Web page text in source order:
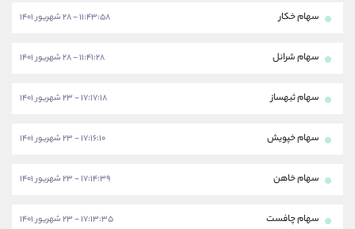
سهام خکار ۱۱:۴۳:۵۸ - ۲۸ شهریور ۱۴۰۱
سهام شرانل ۱۱:۴۱:۲۸ - ۲۸ شهریور ۱۴۰۱
سهام ثبهساز ۱۷:۱۷:۱۸ - ۲۳ شهریور ۱۴۰۱
سهام خپویش ۱۷:۱۶:۱۰ - ۲۳ شهریور ۱۴۰۱
سهام خاهن ۱۷:۱۴:۳۹ - ۲۳ شهریور ۱۴۰۱
سهام چافست ۱۷:۱۳:۳۵ - ۲۳ شهریور ۱۴۰۱